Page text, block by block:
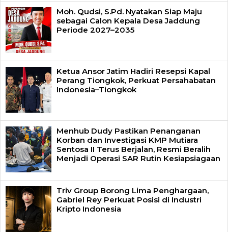
Moh. Qudsi, S.Pd. Nyatakan Siap Maju
sebagai Calon Kepala Desa Jaddung
Periode 2027–2035
Ketua Ansor Jatim Hadiri Resepsi Kapal
Perang Tiongkok, Perkuat Persahabatan
Indonesia–Tiongkok
Menhub Dudy Pastikan Penanganan
Korban dan Investigasi KMP Mutiara
Sentosa II Terus Berjalan, Resmi Beralih
Menjadi Operasi SAR Rutin Kesiapsiagaan
Triv Group Borong Lima Penghargaan,
Gabriel Rey Perkuat Posisi di Industri
Kripto Indonesia